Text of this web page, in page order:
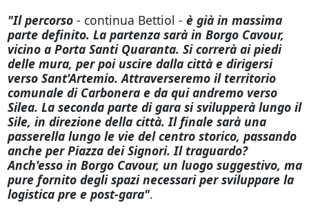
"Il percorso- continua Bettiol - è già in massima
parte definito. La partenza sarà in Borgo Cavour,
vicino a Porta Santi Quaranta. Si correrà ai piedi
delle mura, per poi uscire dalla città e dirigersi
verso Sant'Artemio. Attraverseremo il territorio
comunale di Carbonera e da qui andremo verso
Silea. La seconda parte di gara si svilupperà lungo il
Sile, in direzione della città. Il finale sarà una
passerella lungo le vie del centro storico, passando
anche per Piazza dei Signori. Il traguardo?
Anch'esso in Borgo Cavour, un luogo suggestivo, ma
pure fornito degli spazi necessari per sviluppare la
logistica pre e post-gara".